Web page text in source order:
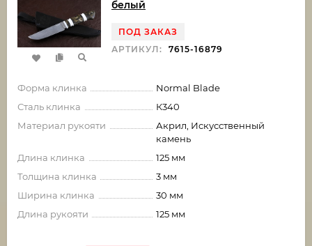
белый
ПОД ЗАКАЗ
АРТИКУЛ:
7615-16879
Форма клинка
Normal Blade
Сталь клинка
К340
Материал рукояти
Акрил, Искусственный
камень
Длина клинка
125 мм
Толщина клинка
3 мм
Ширина клинка
30 мм
Длина рукояти
125 мм